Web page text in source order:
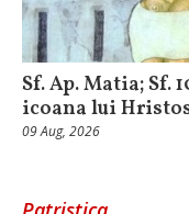
Sf. Ap. Matia; Sf.
icoana lui
09 Aug, 2026